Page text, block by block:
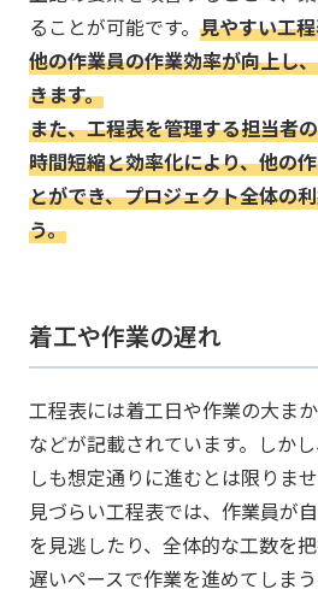
ることが可能です。 見やすい工
他の作業員の作業効率が向上し
きます。
また、工程表を管理する担当者
時間短縮と効率化により、他の
とができ、プロジェクト全体の
う。
着工や作業の遅れ
工程表には着工日や作業の大ま
などが記載されています。しか
しも想定通りに進むとは限りませ
見づらい工程表では、作業員が
を見逃したり、全体的な工数を
遅いペースで作業を進めてしまう